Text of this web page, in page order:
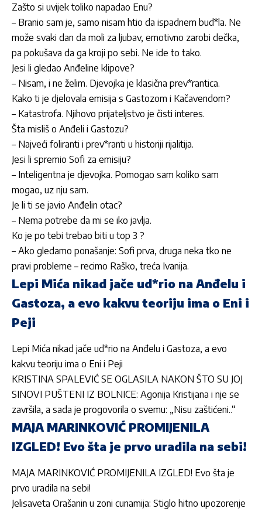
Zašto si uvijek toliko napadao Enu?
– Branio sam je, samo nisam htio da ispadnem bud*la. Ne
može svaki dan da moli za ljubav, emotivno zarobi dečka,
pa pokušava da ga kroji po sebi. Ne ide to tako.
Jesi li gledao Anđeline klipove?
– Nisam, i ne želim. Djevojka je klasična prev*rantica.
Kako ti je djelovala emisija s Gastozom i Kačavendom?
– Katastrofa. Njihovo prijateljstvo je čisti interes.
Šta misliš o Anđeli i Gastozu?
– Najveći foliranti i prev*ranti u historiji rijalitija.
Jesi li spremio Sofi za emisiju?
– Inteligentna je djevojka. Pomogao sam koliko sam
mogao, uz nju sam.
Je li ti se javio Anđelin otac?
– Nema potrebe da mi se iko javlja.
Ko je po tebi trebao biti u top 3 ?
– Ako gledamo ponašanje: Sofi prva, druga neka tko ne
pravi probleme – recimo Raško, treća Ivanija.
Lepi Mića nikad jače ud*rio na Anđelu i
Gastoza, a evo kakvu teoriju ima o Eni i
Peji
Lepi Mića nikad jače ud*rio na Anđelu i Gastoza, a evo
kakvu teoriju ima o Eni i Peji
KRISTINA SPALEVIĆ SE OGLASILA NAKON ŠTO SU JOJ
SINOVI PUŠTENI IZ BOLNICE: Agonija Kristijana i nje se
završila, a sada je progovorila o svemu: „Nisu zaštićeni..“
MAJA MARINKOVIĆ PROMIJENILA
IZGLED! Evo šta je prvo uradila na sebi!
MAJA MARINKOVIĆ PROMIJENILA IZGLED! Evo šta je
prvo uradila na sebi!
Jelisaveta Orašanin u zoni cunamija: Stiglo hitno upozorenje